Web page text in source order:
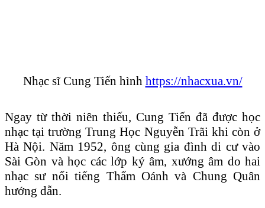
Nhạc sĩ Cung Tiến hình https://nhacxua.vn/
Ngay từ thời niên thiếu, Cung Tiến đã được học
nhạc tại trường Trung Học Nguyễn Trãi khi còn ở
Hà Nội. Năm 1952, ông cùng gia đình di cư vào
Sài Gòn và học các lớp ký âm, xướng âm do hai
nhạc sư nổi tiếng Thẩm Oánh và Chung Quân
hướng dẫn.